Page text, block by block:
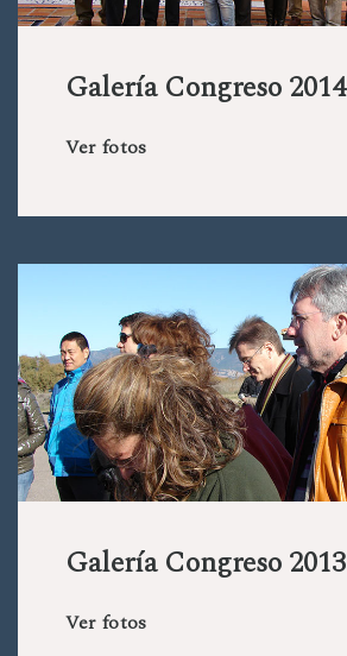
Galería Congreso 2014
Ver fotos
Galería Congreso 2013
Ver fotos